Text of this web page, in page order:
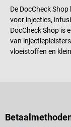
De DocCheck
voor injecties,
DocCheck Shop is
van
vloeistoffen en